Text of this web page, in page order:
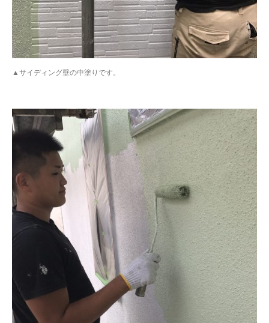
▲サイディング壁の中塗りです。